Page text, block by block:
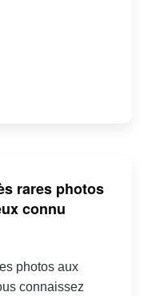
rares photos
connu
photos aux
connaissez